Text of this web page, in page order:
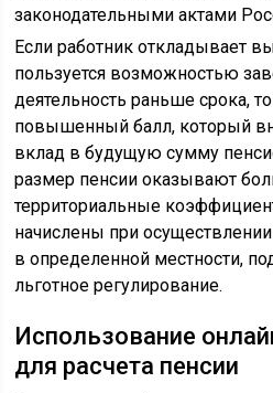
законодательными актами
Если работник откладывает
пользуется возможностью
деятельность раньше срока,
повышенный балл, который
вклад в будущую сумму
размер пенсии оказывают
территориальные
начислены при
в определенной местности,
льготное регулирование.
Использование
для расчета пенсии